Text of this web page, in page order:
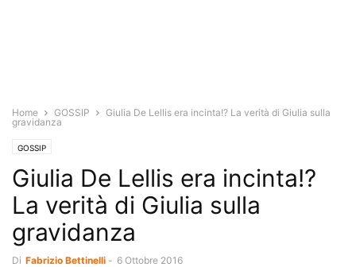
Home GOSSIP
Giulia De Lellis era incinta!? La verità di Giulia sulla
gravidanza
GOSSIP
Giulia De Lellis era incinta!?
La verità di Giulia sulla
gravidanza
Di Fabrizio Bettinelli - 6 Ottobre 2016